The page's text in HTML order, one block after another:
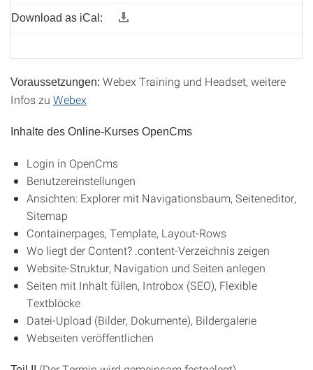
Download as iCal:
Voraussetzungen: Webex Training und Headset, weitere
Infos zu Webex
Inhalte des Online-Kurses OpenCms
Login in OpenCms
Benutzereinstellungen
Ansichten: Explorer mit Navigationsbaum, Seiteneditor,
Sitemap
Containerpages, Template, Layout-Rows
Wo liegt der Content? .content-Verzeichnis zeigen
Website-Struktur, Navigation und Seiten anlegen
Seiten mit Inhalt füllen, Introbox (SEO), Flexible
Textblöcke
Datei-Upload (Bilder, Dokumente), Bildergalerie
Webseiten veröffentlichen